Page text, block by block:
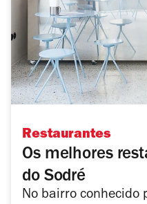
Restaurantes
Os melhores
do Sodré
No bairro conhecido